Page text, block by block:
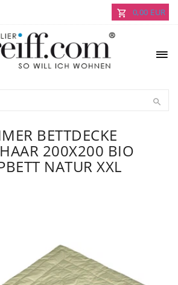
0,00 EUR
BETTDECKE
200X200 BIO
NATUR XXL